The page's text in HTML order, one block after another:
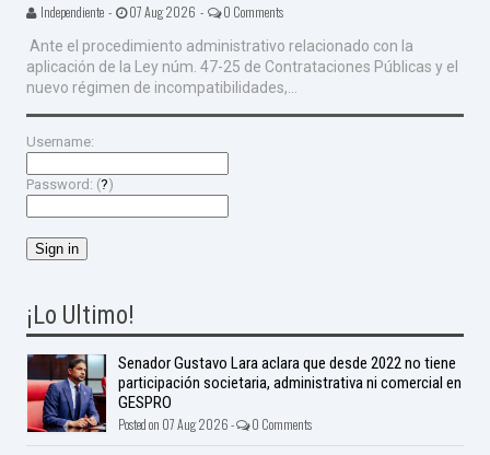
Independiente - 07 Aug 2026 - 0 Comments
Ante el procedimiento administrativo relacionado con la
aplicación de la Ley núm. 47-25 de Contrataciones Públicas y el
nuevo régimen de incompatibilidades,...
Username:
Password: (?)
¡Lo Ultimo!
Senador Gustavo Lara aclara que desde 2022 no tiene
participación societaria, administrativa ni comercial en
GESPRO
Posted on 07 Aug 2026 - 0 Comments